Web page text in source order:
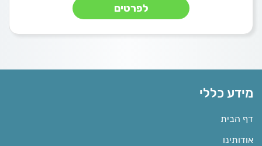
לפרטים
מידע כללי
דף הבית
אודותינו